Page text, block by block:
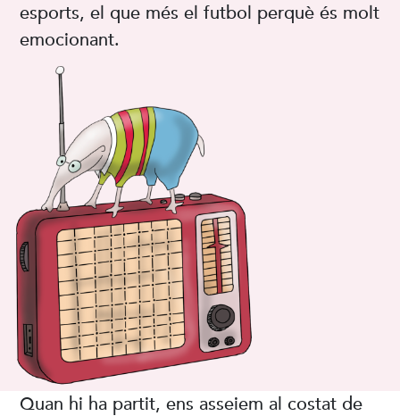
esports, el que més el futbol perquè és molt
emocionant.
Quan hi ha partit, ens asseiem al costat de